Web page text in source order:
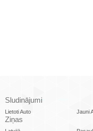
Sludinājumi
Lietoti Auto Jauni
Ziņas